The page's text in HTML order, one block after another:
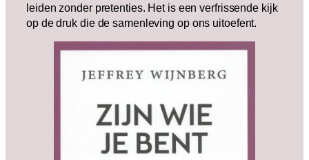
leiden zonder pretenties. Het is een verfrissende kijk
op de druk die de samenleving op ons uitoefent.